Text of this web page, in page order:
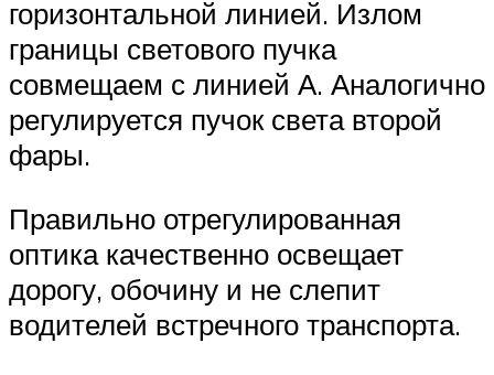
горизонтальной линией. Излом
границы светового пучка
совмещаем с линией А. Аналогично
регулируется пучок света второй
фары.
Правильно отрегулированная
оптика качественно освещает
дорогу, обочину и не слепит
водителей встречного транспорта.